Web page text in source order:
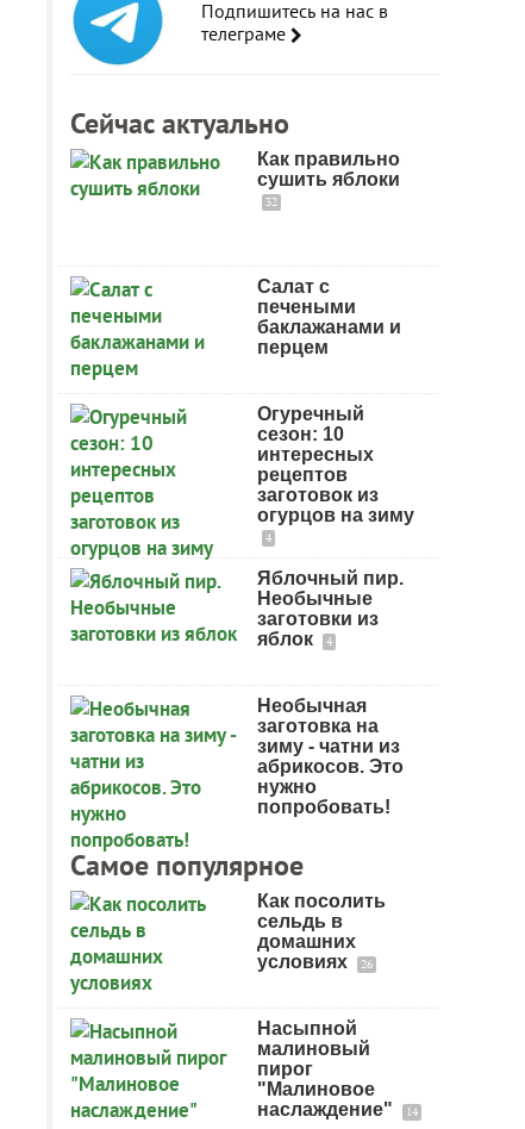
Подпишитесь на нас в
телеграме
Сейчас актуально
Как правильно
сушить яблоки
32
Салат с
печеными
баклажанами и
перцем
Огуречный
сезон: 10
интересных
рецептов
заготовок из
огурцов на зиму
4
Яблочный пир.
Необычные
заготовки из
яблок
4
Необычная
заготовка на
зиму - чатни из
абрикосов. Это
нужно
попробовать!
Самое популярное
Как посолить
сельдь в
домашних
условиях
26
Насыпной
малиновый
пирог
"Малиновое
наслаждение"
14